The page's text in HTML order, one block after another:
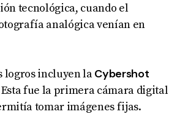
tecnológica, cuando el
analógica venían en
logros incluyen laCybershot
Esta fue la primera cámara digital
tomar imágenes fijas.